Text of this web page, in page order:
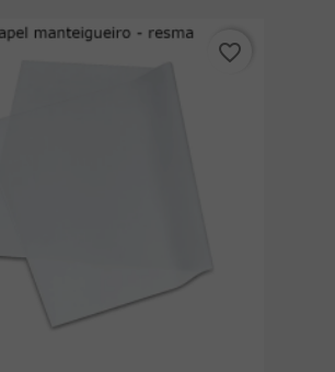
favorite_border